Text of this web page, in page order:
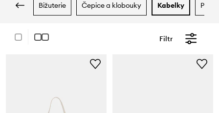
bižuterie čepice a klobouky kabelky
Filtr